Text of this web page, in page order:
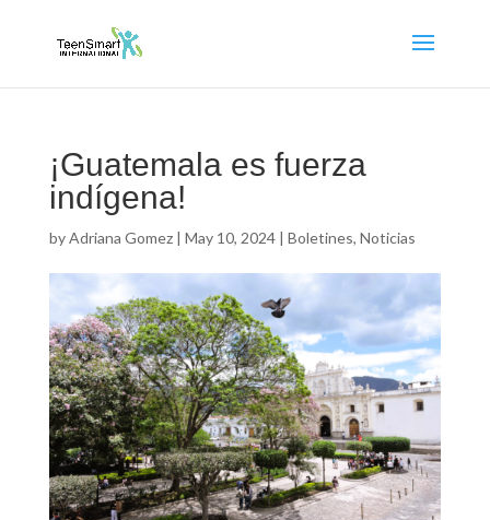
¡Guatemala es fuerza
indígena!
byAdriana Gomez| May 10, 2024| Boletines, Noticias